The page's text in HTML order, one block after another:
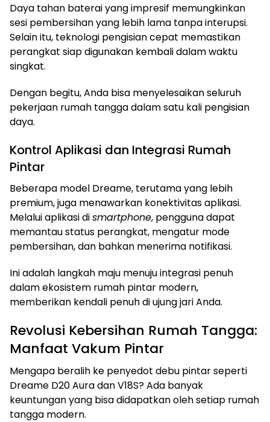
Daya tahan baterai yang impresif memungkinkan
sesi pembersihan yang lebih lama tanpa interupsi.
Selain itu, teknologi pengisian cepat memastikan
perangkat siap digunakan kembali dalam waktu
singkat.
Dengan begitu, Anda bisa menyelesaikan seluruh
pekerjaan rumah tangga dalam satu kali pengisian
daya.
Kontrol Aplikasi dan Integrasi Rumah
Pintar
Beberapa model Dreame, terutama yang lebih
premium, juga menawarkan konektivitas aplikasi.
Melalui aplikasi dismartphone, pengguna dapat
memantau status perangkat, mengatur mode
pembersihan, dan bahkan menerima notifikasi.
Ini adalah langkah maju menuju integrasi penuh
dalam ekosistem rumah pintar modern,
memberikan kendali penuh di ujung jari Anda.
Revolusi Kebersihan Rumah Tangga:
Manfaat Vakum Pintar
Mengapa beralih ke penyedot debu pintar seperti
Dreame D20 Aura dan V18S? Ada banyak
keuntungan yang bisa didapatkan oleh setiap rumah
tangga modern.